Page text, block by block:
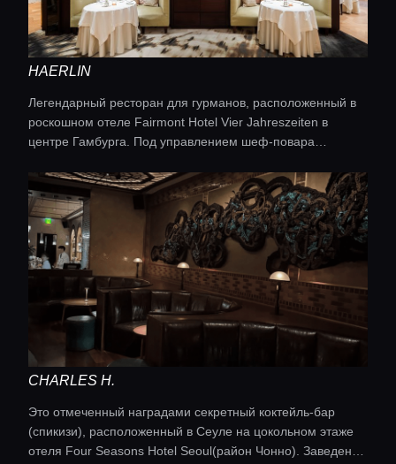
Консьерж сервис
Lifestyle журнал
HAERLIN
Легендарный ресторан для гурманов, расположенный в
роскошном отеле Fairmont Hotel Vier Jahreszeiten в
центре Гамбурга. Под управлением шеф-повара
и предлагает высокую французскую и международную
кухню с сезонными мотивами.
CHARLES H.
Это отмеченный наградами секретный коктейль-бар
(спикизи), расположенный в Сеуле на цокольном этаже
отеля Four Seasons Hotel Seoul(район Чонно). Заведение